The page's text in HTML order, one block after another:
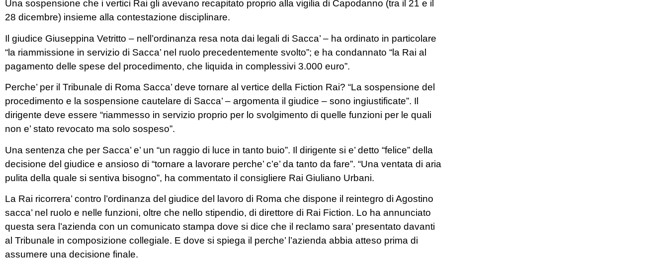
Una sospensione che i vertici Rai gli avevano recapitato proprio alla vigilia di Capodanno (tra il 21 e il
28 dicembre) insieme alla contestazione disciplinare.
Il giudice Giuseppina Vetritto – nell’ordinanza resa nota dai legali di Sacca’ – ha ordinato in particolare
“la riammissione in servizio di Sacca’ nel ruolo precedentemente svolto”; e ha condannato “la Rai al
pagamento delle spese del procedimento, che liquida in complessivi 3.000 euro”.
Perche’ per il Tribunale di Roma Sacca’ deve tornare al vertice della Fiction Rai? “La sospensione del
procedimento e la sospensione cautelare di Sacca’ – argomenta il giudice – sono ingiustificate”. Il
dirigente deve essere “riammesso in servizio proprio per lo svolgimento di quelle funzioni per le quali
non e’ stato revocato ma solo sospeso”.
Una sentenza che per Sacca’ e’ un “un raggio di luce in tanto buio”. Il dirigente si e’ detto “felice” della
decisione del giudice e ansioso di “tornare a lavorare perche’ c’e’ da tanto da fare”. “Una ventata di aria
pulita della quale si sentiva bisogno”, ha commentato il consigliere Rai Giuliano Urbani.
La Rai ricorrera’ contro l’ordinanza del giudice del lavoro di Roma che dispone il reintegro di Agostino
sacca’ nel ruolo e nelle funzioni, oltre che nello stipendio, di direttore di Rai Fiction. Lo ha annunciato
questa sera l’azienda con un comunicato stampa dove si dice che il reclamo sara’ presentato davanti
al Tribunale in composizione collegiale. E dove si spiega il perche’ l’azienda abbia atteso prima di
assumere una decisione finale.